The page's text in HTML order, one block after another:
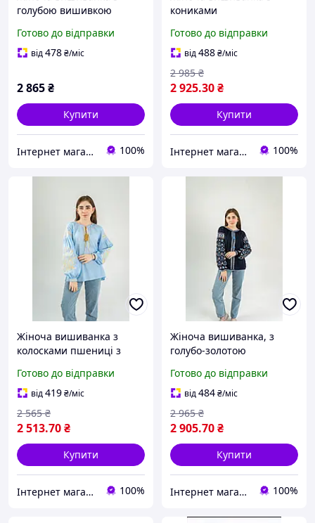
голубою вишивкою
Готово до відправки
від478₴/міс
2 865₴
Купити
Інтернет магазин "EtnoVyshуvka" 100%
кониками
Готово до відправки
від488₴/міс
2 925.30₴
2 985 ₴
Купити
Інтернет магазин "EtnoVyshуvka" 100%
Жіноча вишиванка з
колосками пшениці з
Готово до відправки
від419₴/міс
2 513.70₴
2 565 ₴
Купити
Інтернет магазин "EtnoVyshуvka" 100%
Жіноча вишиванка, з
голубо-золотою
Готово до відправки
від484₴/міс
2 905.70₴
2 965 ₴
Купити
Інтернет магазин "EtnoVyshуvka" 100%